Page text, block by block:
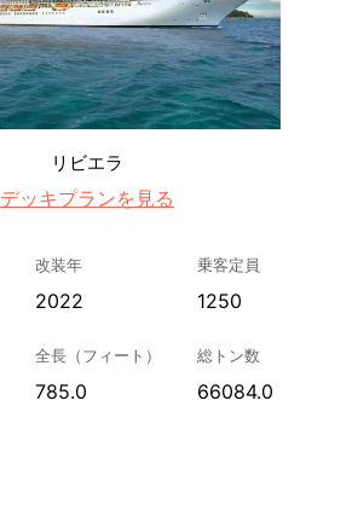
リビエラ
デッキプランを見る
改装年
2022
乗客定員
1250
全長（フィート）
785.0
総トン数
66084.0